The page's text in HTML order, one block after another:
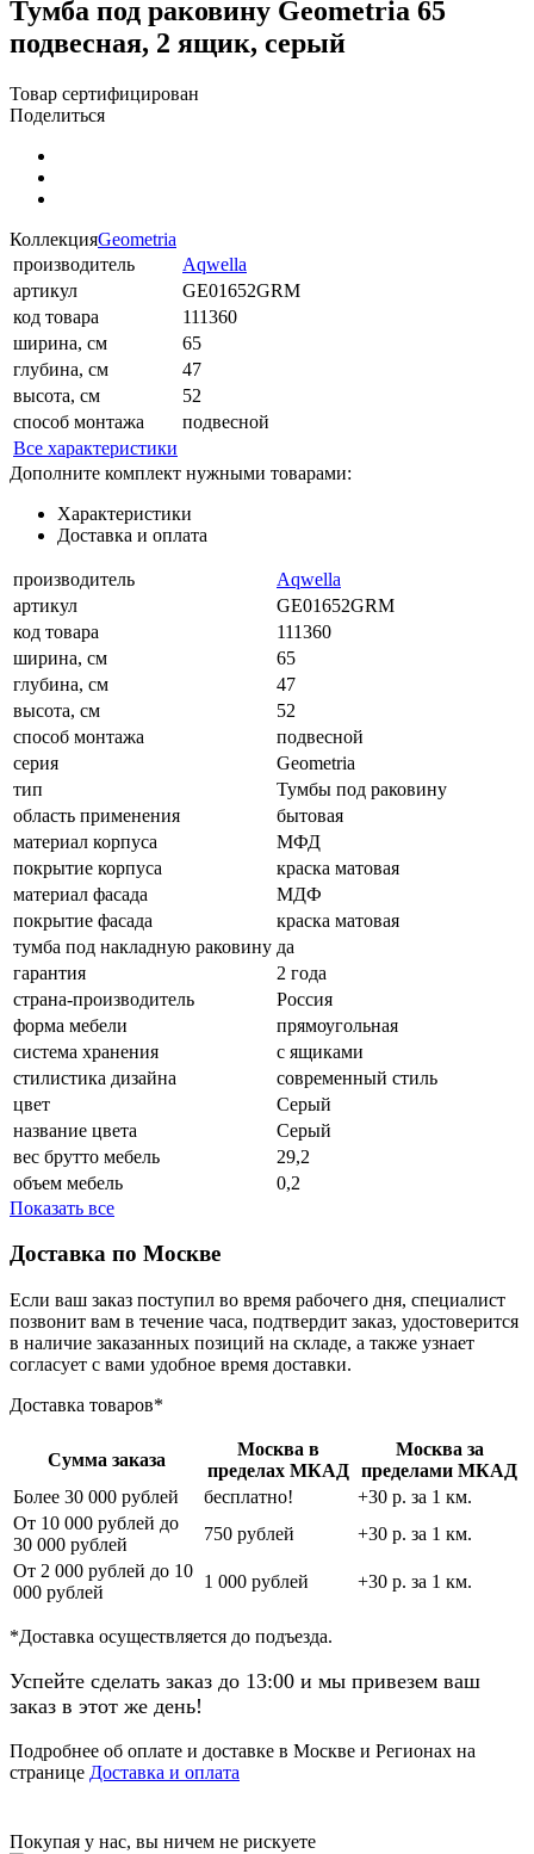
Тумба под раковину Geometria 65
подвесная, 2 ящик, серый
Товар сертифицирован
Поделиться
КоллекцияGeometria
производитель
Aqwella
артикул
GE01652GRM
код товара
111360
ширина, см
65
глубина, см
47
высота, см
52
способ монтажа
подвесной
Все характеристики
Дополните комплект нужными товарами:
Характеристики
Доставка и оплата
производитель
Aqwella
артикул
GE01652GRM
код товара
111360
ширина, см
65
глубина, см
47
высота, см
52
способ монтажа
подвесной
серия
Geometria
тип
Тумбы под раковину
область применения
бытовая
материал корпуса
МФД
покрытие корпуса
краска матовая
материал фасада
МДФ
покрытие фасада
краска матовая
тумба под накладную раковину да
гарантия
2 года
страна-производитель
Россия
форма мебели
прямоугольная
система хранения
с ящиками
стилистика дизайна
современный стиль
цвет
Серый
название цвета
Серый
вес брутто мебель
29,2
объем мебель
0,2
Показать все
Доставка по Москве
Если ваш заказ поступил во время рабочего дня, специалист
позвонит вам в течение часа, подтвердит заказ, удостоверится
в наличие заказанных позиций на складе, а также узнает
согласует с вами удобное время доставки.
Доставка товаров*
Сумма заказа
Москва в
пределах МКАД
Москва за
пределами МКАД
Более 30 000 рублей
бесплатно!
+30 р. за 1 км.
От 10 000 рублей до
30 000 рублей
750 рублей
+30 р. за 1 км.
От 2 000 рублей до 10
000 рублей
1 000 рублей +30 р. за 1 км.
*Доставка осуществляется до подъезда.
Успейте сделать заказ до 13:00 и мы привезем ваш
заказ в этот же день!
Подробнее об оплате и доставке в Москве и Регионах на
странице Доставка и оплата
Покупая у нас, вы ничем не рискуете